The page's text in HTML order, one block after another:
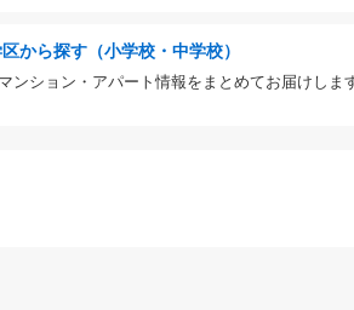
から探す（小学校・中学校）
ンション・アパート情報をまとめてお届けします